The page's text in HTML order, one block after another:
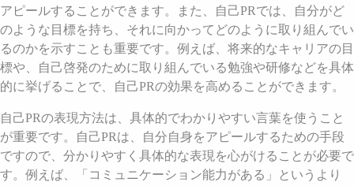
アピールすることができます。また、自己PRでは、自分がど
のような目標を持ち、それに向かってどのように取り組んでい
るのかを示すことも重要です。例えば、将来的なキャリアの目
標や、自己啓発のために取り組んでいる勉強や研修などを具体
的に挙げることで、自己PRの効果を高めることができます。
自己PRの表現方法は、具体的でわかりやすい言葉を使うこと
が重要です。自己PRは、自分自身をアピールするための手段
ですので、分かりやすく具体的な表現を心がけることが必要で
す。例えば、「コミュニケーション能力がある」というより